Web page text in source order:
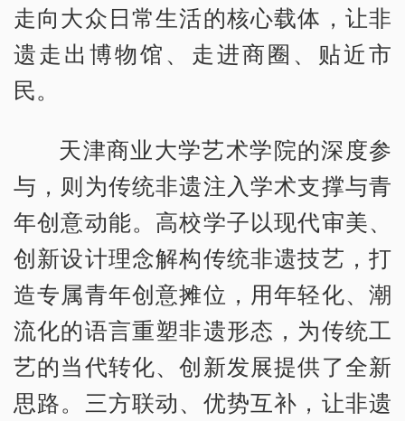
走向大众日常生活的核心载体，让非
遗走出博物馆、走进商圈、贴近市
民。
天津商业大学艺术学院的深度参
与，则为传统非遗注入学术支撑与青
年创意动能。高校学子以现代审美、
创新设计理念解构传统非遗技艺，打
造专属青年创意摊位，用年轻化、潮
流化的语言重塑非遗形态，为传统工
艺的当代转化、创新发展提供了全新
思路。三方联动、优势互补，让非遗